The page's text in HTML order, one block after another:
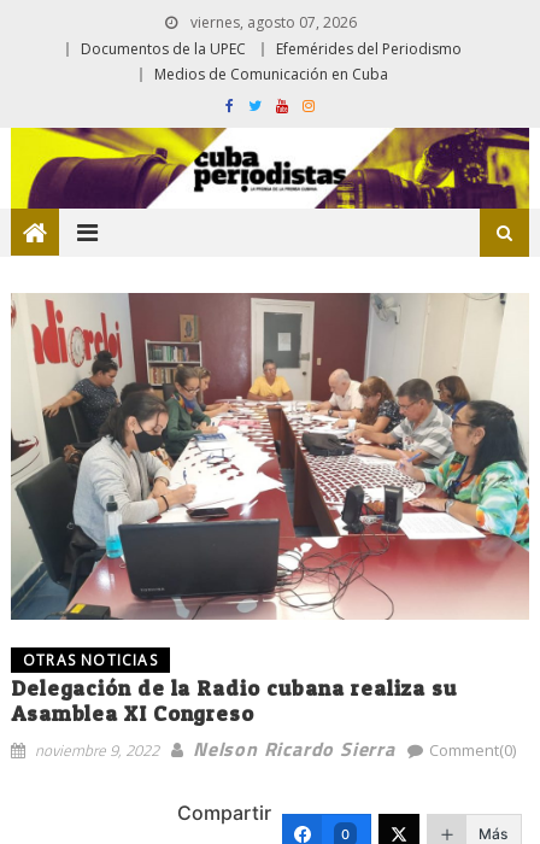
viernes, agosto 07, 2026
Documentos de la UPEC
Efemérides del Periodismo
Medios de Comunicación en Cuba
OTRAS NOTICIAS
Delegación de la Radio cubana realiza su
Asamblea XI Congreso
noviembre 9, 2022 Nelson Ricardo Sierra Comment(0)
Compartir
0 Más